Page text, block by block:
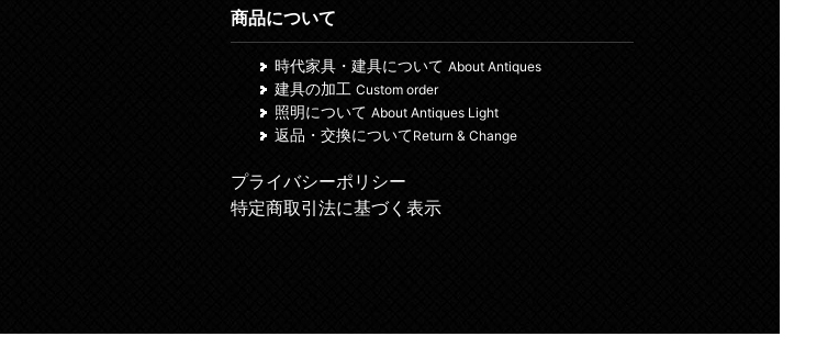
商品について
時代家具・建具について About Antiques
建具の加工 Custom order
照明について About Antiques Light
返品・交換についてReturn & Change
プライバシーポリシー
特定商取引法に基づく表示